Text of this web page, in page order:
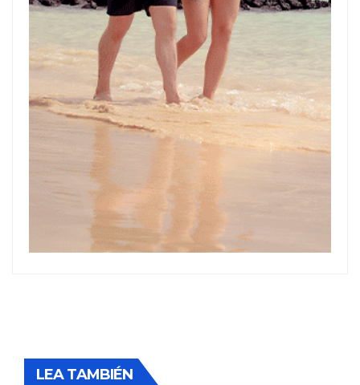
LEA TAMBIÉN